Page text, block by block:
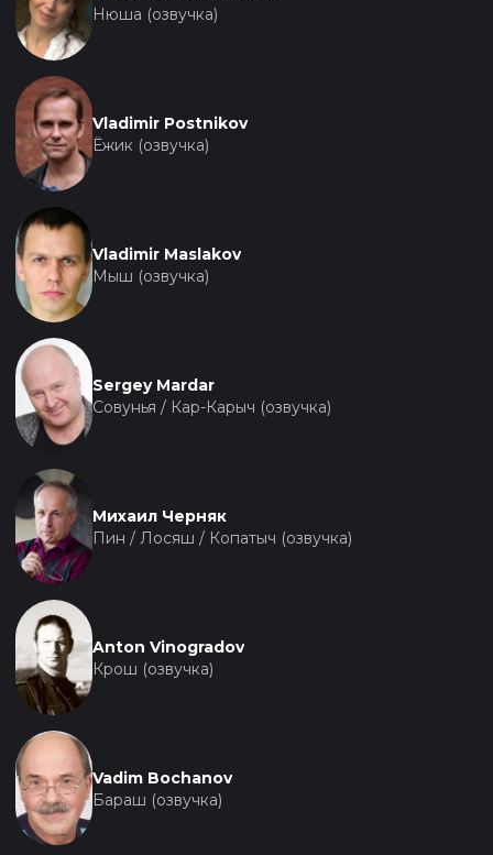
Нюша (озвучка)
Vladimir Postnikov
Ёжик (озвучка)
Vladimir Maslakov
Мыш (озвучка)
Sergey Mardar
Совунья / Кар-Карыч (озвучка)
Михаил Черняк
Пин / Лосяш / Копатыч (озвучка)
Anton Vinogradov
Крош (озвучка)
Vadim Bochanov
Бараш (озвучка)